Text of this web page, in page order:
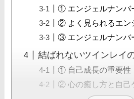
① エンジェルナンバ
② よく見られるエン
③ エンジェルナンバ
結ばれないツインレイ
① 自己成長の重要性
② 心の癒し方と自己